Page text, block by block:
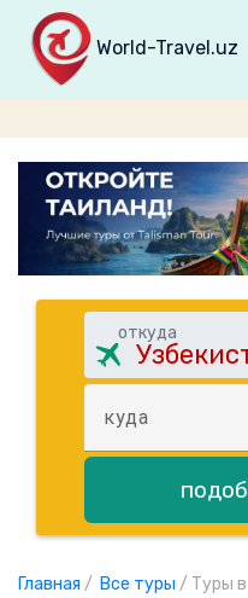
World-Travel.uz
О
откуда
куда
Главная / Все туры / Туры